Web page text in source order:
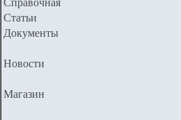
Справочная
Статьи
Документы
Новости
Магазин